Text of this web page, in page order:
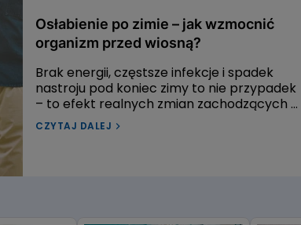
Osłabienie po zimie – jak wzmocnić
organizm przed wiosną?
Brak energii, częstsze infekcje i spadek
nastroju pod koniec zimy to nie przypadek
– to efekt realnych zmian zachodzących w
organizmie. Sprawdź, jak w oparciu o
wiedzę medyczną skutecznie wzmocnić
CZYTAJ DALEJ